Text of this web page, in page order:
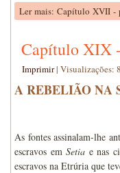
Ler mais: Capítulo XVII -
Capítulo XIX
Imprimir| Visualizações:
A REBELIÃO NA
As fontes assinalam-lhe
escravos emSetia e nas
escravos na Etrúria que